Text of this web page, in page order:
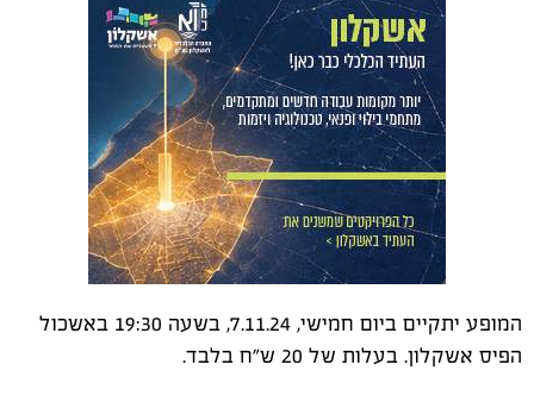
המופע יתקיים ביום חמישי, 7.11.24, בשעה 19:30 באשכול
הפיס אשקלון. בעלות של 20 ש"ח בלבד.